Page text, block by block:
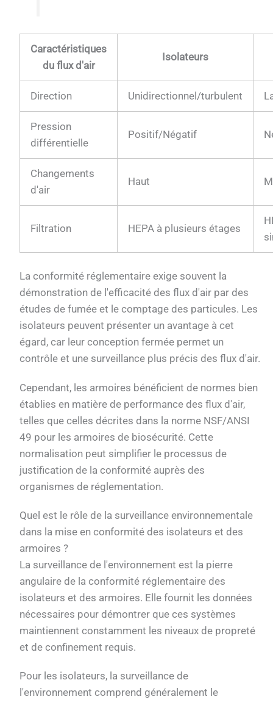
Caractéristiques
du flux d'air
Isolateurs
Direction Unidirectionnel/turbulent
Pression
différentielle
Positif/Négatif
Changements
d'air
Haut
Filtration HEPA à plusieurs étages
La conformité réglementaire exige souvent la
démonstration de l'efficacité des flux d'air par des
études de fumée et le comptage des particules. Les
isolateurs peuvent présenter un avantage à cet
égard, car leur conception fermée permet un
contrôle et une surveillance plus précis des flux d'air.
Cependant, les armoires bénéficient de normes bien
établies en matière de performance des flux d'air,
telles que celles décrites dans la norme NSF/ANSI
49 pour les armoires de biosécurité. Cette
normalisation peut simplifier le processus de
justification de la conformité auprès des
organismes de réglementation.
Quel est le rôle de la surveillance environnementale
dans la mise en conformité des isolateurs et des
armoires ?
La surveillance de l'environnement est la pierre
angulaire de la conformité réglementaire des
isolateurs et des armoires. Elle fournit les données
nécessaires pour démontrer que ces systèmes
maintiennent constamment les niveaux de propreté
et de confinement requis.
Pour les isolateurs, la surveillance de
l'environnement comprend généralement le